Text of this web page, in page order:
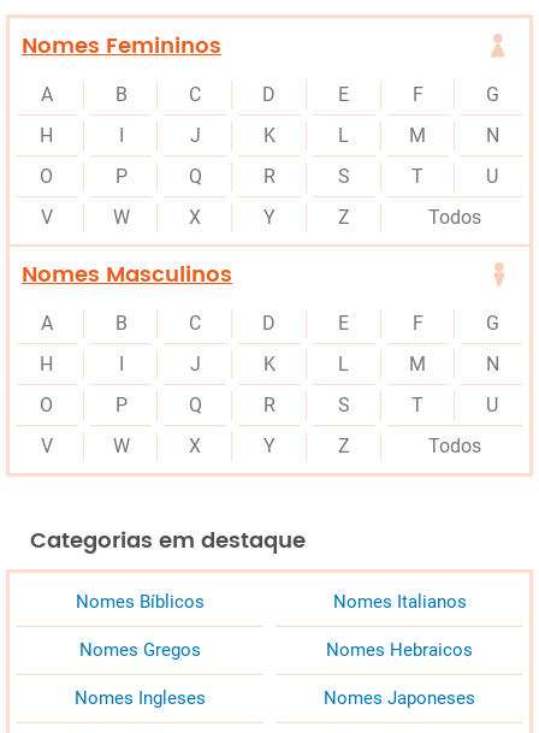
Nomes Femininos
A B C D E F
G
H
I J K L M
N
O
P Q R S T
U
V
W X Y Z Todos
Nomes Masculinos
A B C D E F
G
H
I J K L M
N
O
P Q R S T
U
V
W X Y Z Todos
Categorias em destaque
Nomes Bíblicos Nomes Italianos
Nomes Gregos Nomes Hebraicos
Nomes Ingleses Nomes Japoneses